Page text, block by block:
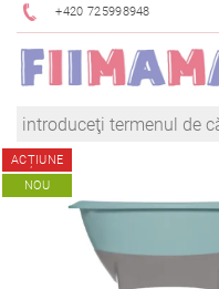
+420 725998948
ACȚIUNE
NOU